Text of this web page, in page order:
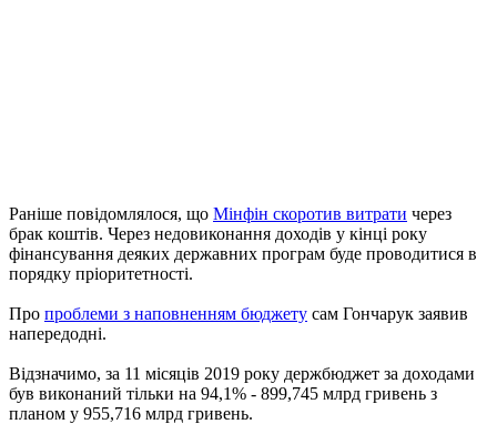
Раніше повідомлялося, що Мінфін скоротив витрати через
брак коштів. Через недовиконання доходів у кінці року
фінансування деяких державних програм буде проводитися в
порядку пріоритетності.
Про проблеми з наповненням бюджету сам Гончарук заявив
напередодні.
Відзначимо, за 11 місяців 2019 року держбюджет за доходами
був виконаний тільки на 94,1% - 899,745 млрд гривень з
планом у 955,716 млрд гривень.